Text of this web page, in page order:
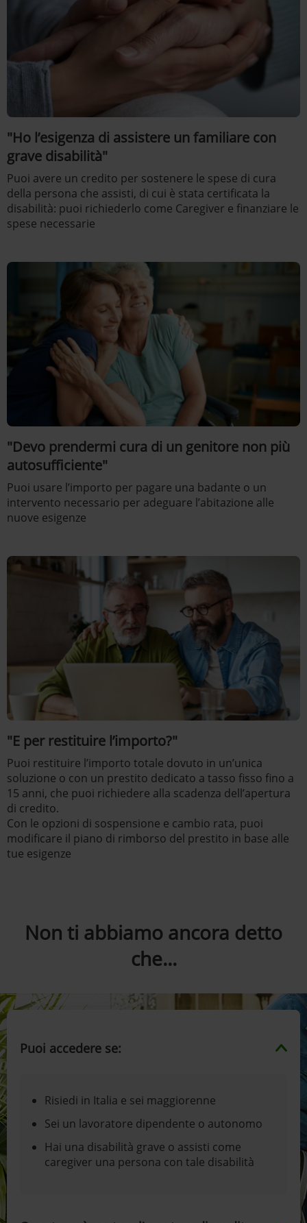
"Ho l’esigenza di assistere un familiare con
grave disabilità"
Puoi avere un credito per sostenere le spese di cura
della persona che assisti, di cui è stata certificata la
disabilità: puoi richiederlo come Caregiver e finanziare le
spese necessarie
"Devo prendermi cura di un genitore non più
autosufficiente"
Puoi usare l’importo per pagare una badante o un
intervento necessario per adeguare l’abitazione alle
nuove esigenze
"E per restituire l’importo?"
Puoi restituire l’importo totale dovuto in un’unica
soluzione o con un prestito dedicato a tasso fisso fino a
15 anni, che puoi richiedere alla scadenza dell’apertura
di credito.
Con le opzioni di sospensione e cambio rata, puoi
modificare il piano di rimborso del prestito in base alle
tue esigenze
Non ti abbiamo ancora detto
che...
Puoi accedere se:
Risiedi in Italia e sei maggiorenne
Sei un lavoratore dipendente o autonomo
Hai una disabilità grave o assisti come
caregiver una persona con tale disabilità